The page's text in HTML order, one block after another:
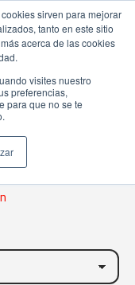
sirven para mejorar
tanto en este sitio
acerca de las cookies
visites nuestro
preferencias,
para que no se te